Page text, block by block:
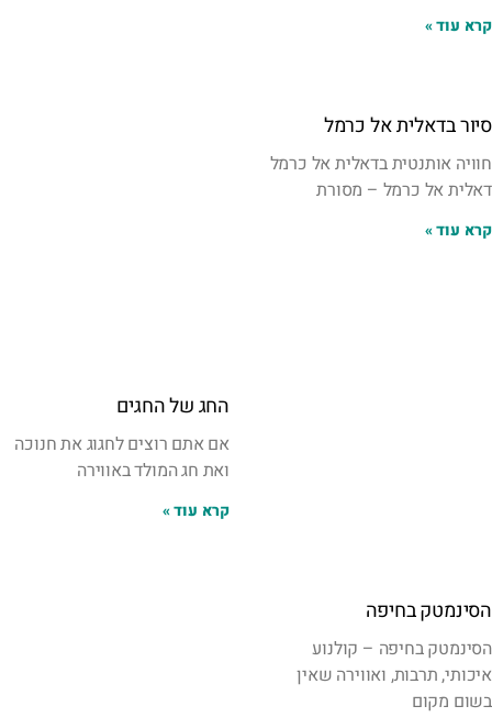
קרא עוד »
סיור בדאלית אל כרמל
חוויה אותנטית בדאלית אל כרמל
דאלית אל כרמל – מסורת
קרא עוד »
החג של החגים
אם אתם רוצים לחגוג את חנוכה
ואת חג המולד באווירה
קרא עוד »
הסינמטק בחיפה
הסינמטק בחיפה – קולנוע
איכותי, תרבות, ואווירה שאין
בשום מקום